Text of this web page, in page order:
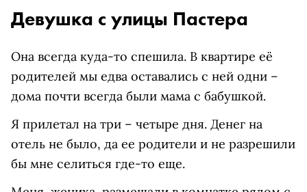
Девушка с улицы Пастера
Она всегда куда-то спешила. В квартире её
родителей мы едва оставались с ней одни –
дома почти всегда были мама с бабушкой.
Я прилетал на три – четыре дня. Денег на
отель не было, да ее родители и не разрешили
бы мне селиться где-то еще.